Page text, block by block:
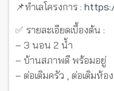
📌ทำเลโครงการ :
✅ รายละเอียดเบื้องต้น :
– 3 นอน 2 น้ำ
– บ้านสภาพดี พร้อมอยู่
– ต่อเติมครัว , ต่อเติมห้อ